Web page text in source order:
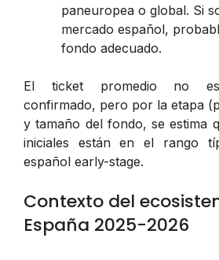
paneuropea o global. Si
mercado español,
fondo adecuado.
El ticket promedio no
confirmado, pero por la etapa
y tamaño del fondo, se estima
iniciales están en el rango
español early-stage.
Contexto del
España 2025-2026